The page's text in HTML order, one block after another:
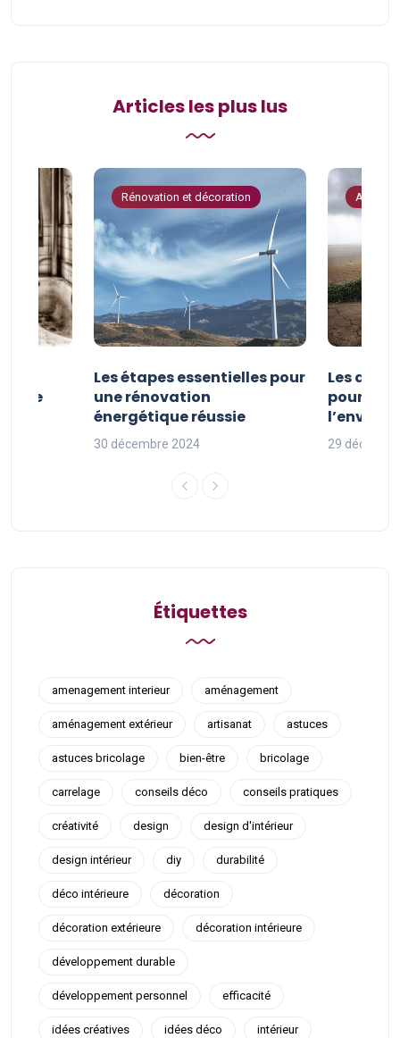
Articles les plus lus
Rénovation et décoration
Les étapes essentielles pour
une rénovation
énergétique réussie
30 décembre 2024
Les
pour
29
Étiquettes
amenagement interieur aménagement
aménagement extérieur artisanat astuces
astuces bricolage bien-être bricolage
carrelage conseils déco conseils pratiques
créativité design design d'intérieur
design intérieur diy durabilité
déco intérieure décoration
décoration extérieure décoration intérieure
développement durable
développement personnel efficacité
idées créatives idées déco intérieur